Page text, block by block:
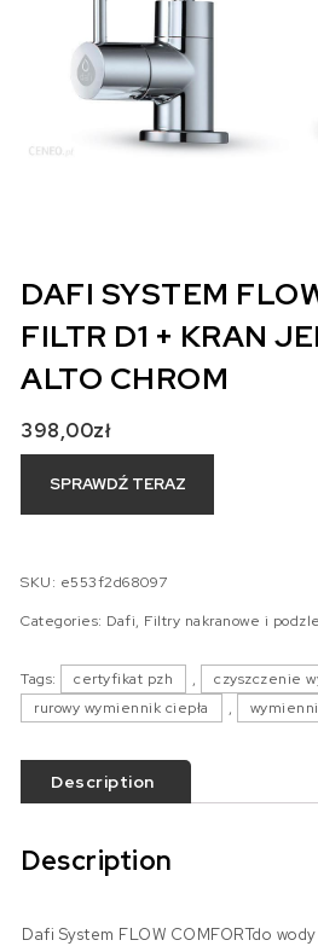
DAFI SYSTEM
FILTR D1 + KRAN
ALTO CHROM
398,00zł
SPRAWDŹ TERAZ
SKU: e553f2d68097
Categories: Dafi, Filtry nakranowe i
Tags: certyfikat pzh , czyszczenie
rurowy wymiennik ciepła
,
Description
Description
Dafi System FLOW COMFORTdo